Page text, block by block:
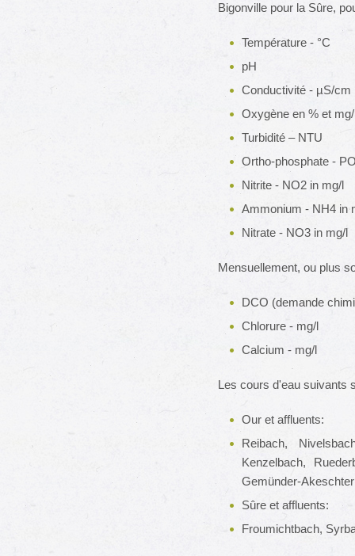
Bigonville pour la Sûre,
Température - °C
pH
Conductivité - µS/cm
Oxygène en % et
Turbidité – NTU
Ortho-phosphate -
Nitrite - NO2 in mg/l
Ammonium - NH4 in
Nitrate - NO3 in mg/l
Mensuellement, ou plus
DCO (demande
Chlorure - mg/l
Calcium - mg/l
Les cours d'eau suivants
Our et affluents:
Reibach,
Kenzelbach,
Gemünder-
Sûre et affluents:
Froumichtbach,